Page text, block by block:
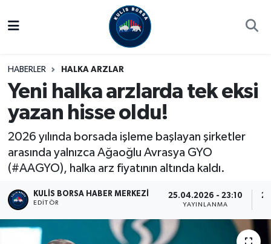
HABERLER HALKA ARZLAR
Yeni halka arzlarda tek eksi
yazan hisse oldu!
2026 yılında borsada işleme başlayan şirketler
arasında yalnızca Ağaoğlu Avrasya GYO
(#AAGYO), halka arz fiyatının altında kaldı.
KULIS BORSA HABER MERKEZI
EDITÖR
25.04.2026 - 23:10
YAYINLANMA
Kulis Haber
Halka Arzlar
Ekonomi
Süper Lig Puan Durumu ve Fikstür
Tüm Manşetler
Son Dakika Haberleri
Haber Arşivi